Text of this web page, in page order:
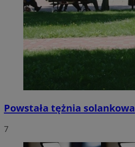
Powstała tężnia solankowa
7